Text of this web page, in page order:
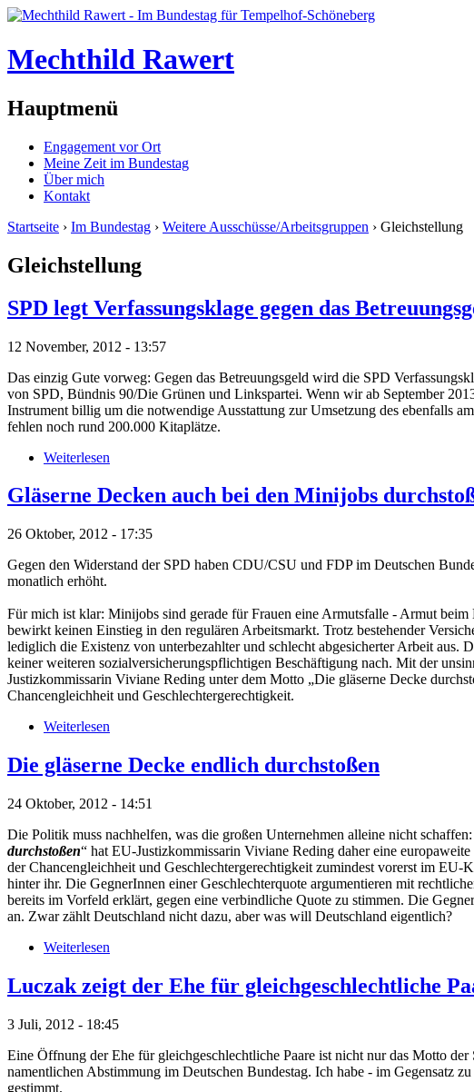
Mechthild Rawert
Hauptmenü
Engagement vor Ort
Meine Zeit im Bundestag
Über mich
Kontakt
Startseite › Im Bundestag › Weitere Ausschüsse/Arbeitsgruppen › Gleichstellung
Gleichstellung
SPD legt Verfassungsklage gegen das
12 November, 2012 - 13:57
Das einzig Gute vorweg: Gegen das Betreuungsgeld wird die SPD
von SPD, Bündnis 90/Die Grünen und Linkspartei. Wenn wir ab September
Instrument billig um die notwendige Ausstattung zur Umsetzung des ebenfalls
fehlen noch rund 200.000 Kitaplätze.
Weiterlesen
Gläserne Decken auch bei den Minijobs
26 Oktober, 2012 - 17:35
Gegen den Widerstand der SPD haben CDU/CSU und FDP im Deutschen
monatlich erhöht.
Für mich ist klar: Minijobs sind gerade für Frauen eine Armutsfalle - Armut
bewirkt keinen Einstieg in den regulären Arbeitsmarkt. Trotz bestehender
lediglich die Existenz von unterbezahlter und schlecht abgesicherter Arbeit
keiner weiteren sozialversicherungspflichtigen Beschäftigung nach. Mit der
Justizkommissarin Viviane Reding unter dem Motto „Die gläserne Decke
Chancengleichheit und Geschlechtergerechtigkeit.
Weiterlesen
Die gläserne Decke endlich durchstoßen
24 Oktober, 2012 - 14:51
Die Politik muss nachhelfen, was die großen Unternehmen alleine nicht
durchstoßen“ hat EU-Justizkommissarin Viviane Reding daher eine
der Chancengleichheit und Geschlechtergerechtigkeit zumindest vorerst im
hinter ihr. Die GegnerInnen einer Geschlechterquote argumentieren mit
bereits im Vorfeld erklärt, gegen eine verbindliche Quote zu stimmen. Die
an. Zwar zählt Deutschland nicht dazu, aber was will Deutschland eigentlich?
Weiterlesen
Luczak zeigt der Ehe für gleichgeschlechtliche
3 Juli, 2012 - 18:45
Eine Öffnung der Ehe für gleichgeschlechtliche Paare ist nicht nur das Motto
namentlichen Abstimmung im Deutschen Bundestag. Ich habe - im Gegensatz
gestimmt.